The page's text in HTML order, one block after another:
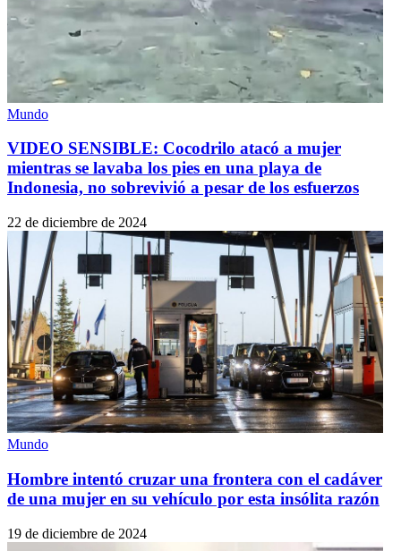
Mundo
VIDEO SENSIBLE: Cocodrilo atacó a mujer
mientras se lavaba los pies en una playa de
Indonesia, no sobrevivió a pesar de los esfuerzos
22 de diciembre de 2024
Mundo
Hombre intentó cruzar una frontera con el cadáver
de una mujer en su vehículo por esta insólita razón
19 de diciembre de 2024